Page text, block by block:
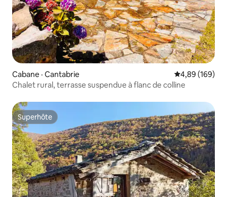
Cabane · Cantabrie Note
4,89 (169)
Chalet rural, terrasse suspendue à flanc de colline
Superhôte
Superhôte